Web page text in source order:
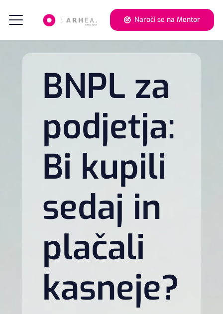
Naroči se na Mentor
BNPL za
podjetja:
Bi kupili
sedaj in
plačali
kasneje?